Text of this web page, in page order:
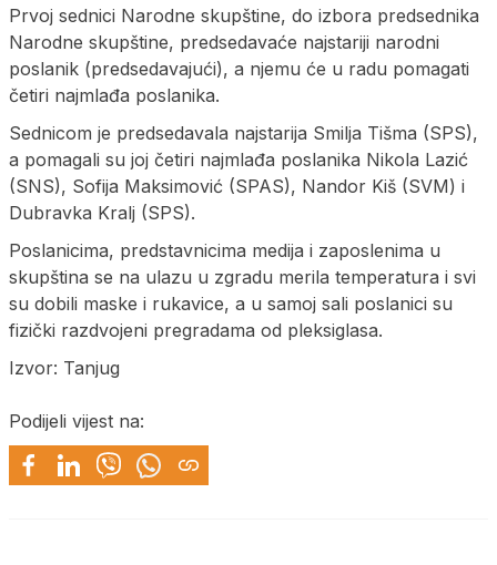
Prvoj sednici Narodne skupštine, do izbora predsednika
Narodne skupštine, predsedavaće najstariji narodni
poslanik (predsedavajući), a njemu će u radu pomagati
četiri najmlađa poslanika.
Sednicom je predsedavala najstarija Smilja Tišma (SPS),
a pomagali su joj četiri najmlađa poslanika Nikola Lazić
(SNS), Sofija Maksimović (SPAS), Nandor Kiš (SVM) i
Dubravka Kralj (SPS).
Poslanicima, predstavnicima medija i zaposlenima u
skupština se na ulazu u zgradu merila temperatura i svi
su dobili maske i rukavice, a u samoj sali poslanici su
fizički razdvojeni pregradama od pleksiglasa.
Izvor: Tanjug
Podijeli vijest na: